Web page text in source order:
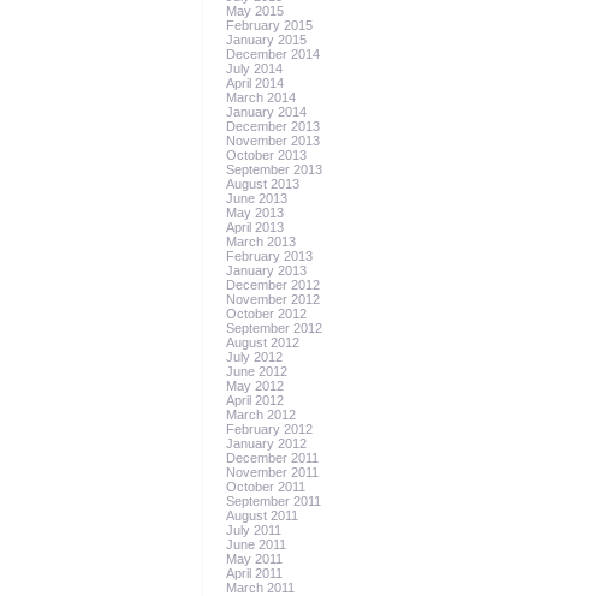
May 2015
February 2015
January 2015
December 2014
July 2014
April 2014
March 2014
January 2014
December 2013
November 2013
October 2013
September 2013
August 2013
June 2013
May 2013
April 2013
March 2013
February 2013
January 2013
December 2012
November 2012
October 2012
September 2012
August 2012
July 2012
June 2012
May 2012
April 2012
March 2012
February 2012
January 2012
December 2011
November 2011
October 2011
September 2011
August 2011
July 2011
June 2011
May 2011
April 2011
March 2011